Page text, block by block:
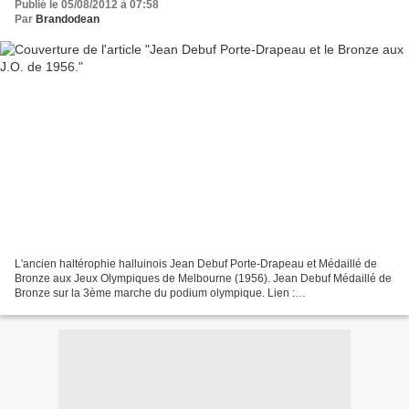
Publié le 05/08/2012 à 07:58
Par Brandodean
L'ancien haltérophie halluinois Jean Debuf Porte-Drapeau et Médaillé de
Bronze aux Jeux Olympiques de Melbourne (1956). Jean Debuf Médaillé de
Bronze sur la 3ème marche du podium olympique. Lien :